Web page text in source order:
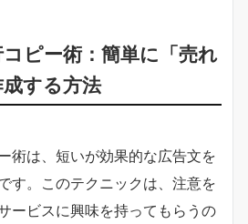
ピー術：簡単に「売れ
する方法
術は、短いが効果的な広告文を
す。このテクニックは、注意を
ービスに興味を持ってもらうの